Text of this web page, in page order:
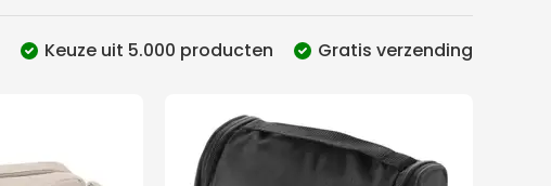
Keuze uit 5.000 producten Gratis verzending